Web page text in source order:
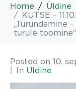
Home
Üldine
KUTSE –
„Turundamine
turule toomine“
Posted on 10.
In Üldine